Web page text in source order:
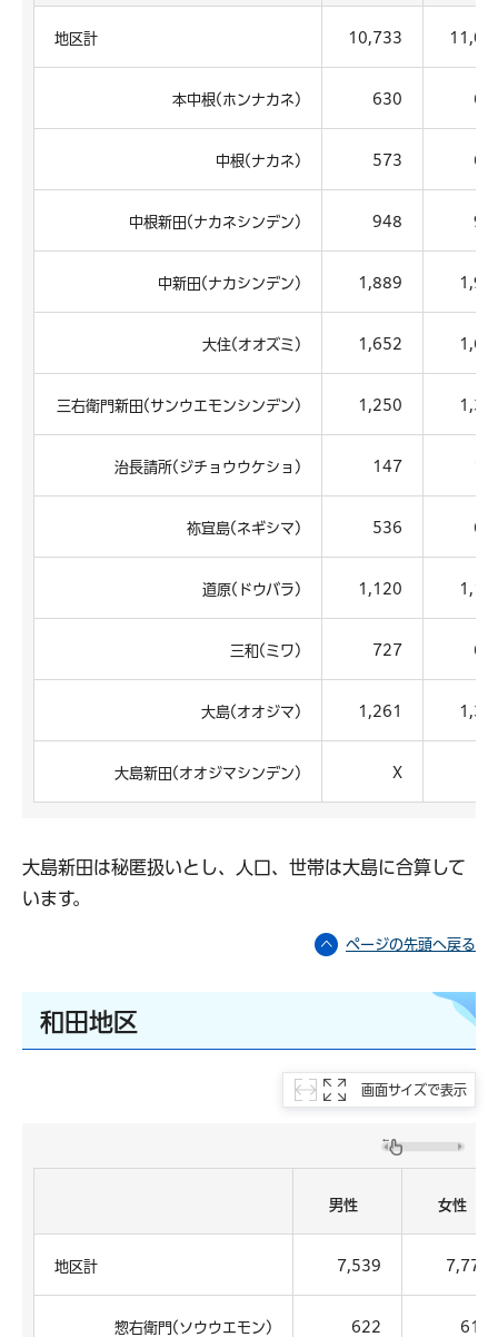
地区計 10,733
本中根(ホンナカネ) 630
中根(ナカネ) 573
中根新田(ナカネシンデン) 948
中新田(ナカシンデン) 1,889
大住(オオズミ) 1,652
三右衛門新田(サンウエモンシンデン) 1,250
治長請所(ジチョウウケショ) 147
祢宜島(ネギシマ) 536
道原(ドウバラ) 1,120
三和(ミワ) 727
大島(オオジマ) 1,261
大島新田(オオジマシンデン) X
大島新田は秘匿扱いとし、人口、世帯は大島に合算して
います。
ページの先頭へ戻る
和田地区
画面サイズで表示
男性 女性
地区計 7,539 7,773
惣右衛門(ソウウエモン) 622 610